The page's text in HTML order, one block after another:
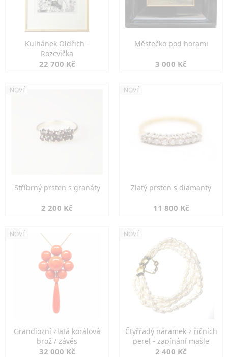
Kulhánek Oldřich -
Rozcvička
22 700 Kč
Městečko pod horami
3 000 Kč
NOVÉ
Stříbrný prsten s granáty
2 200 Kč
NOVÉ
Zlatý prsten s diamanty
11 800 Kč
NOVÉ
Grandiozní zlatá korálová
brož / závěs
32 000 Kč
NOVÉ
Čtyřřadý náramek z říčních
perel - zapínání mašle
2 400 Kč